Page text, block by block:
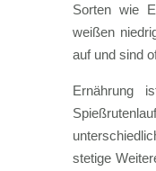
Sorten wie
weißen
auf und sind
Ernährung
stetige